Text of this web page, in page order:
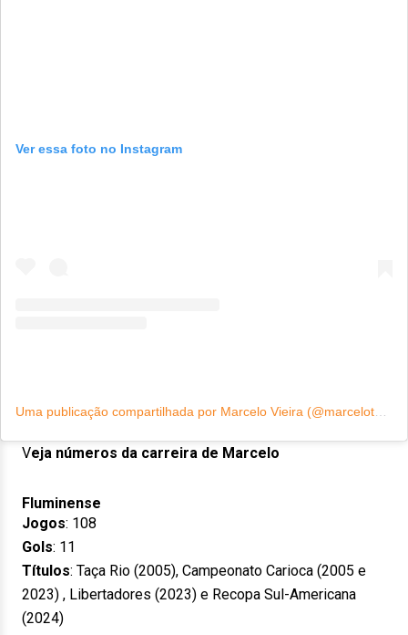
Ver essa foto no Instagram
Uma publicação compartilhada por Marcelo Vieira (@marcelotwelve)
Veja números da carreira de Marcelo
Fluminense
Jogos: 108
Gols: 11
Títulos: Taça Rio (2005), Campeonato Carioca (2005 e
2023) , Libertadores (2023) e Recopa Sul-Americana
(2024)